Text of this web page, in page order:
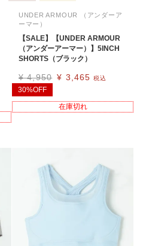
UNDER ARMOUR （アンダーア
ーマー）
【SALE】【UNDER ARMOUR
（アンダーアーマー）】5INCH
SHORTS（ブラック）
¥ 4,950 ¥ 3,465 税込
30%OFF
在庫切れ